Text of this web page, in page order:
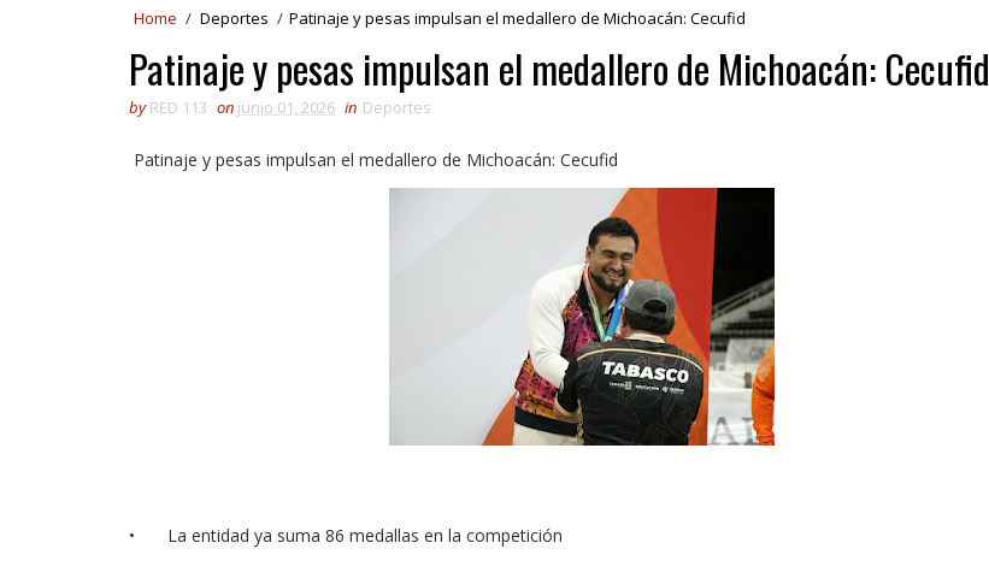
Home / Deportes / Patinaje y pesas impulsan el medallero de Michoacán: Cecufid
Patinaje y pesas impulsan el medallero de Michoacán: Cecufid
by RED 113 on junio 01, 2026 in Deportes
Patinaje y pesas impulsan el medallero de Michoacán: Cecufid
• La entidad ya suma 86 medallas en la competición